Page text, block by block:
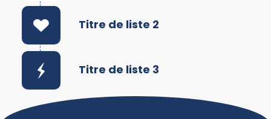
Titre de liste 2
Titre de liste 3